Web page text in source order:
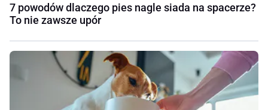
7 powodów dlaczego pies nagle siada na spacerze?
To nie zawsze upór